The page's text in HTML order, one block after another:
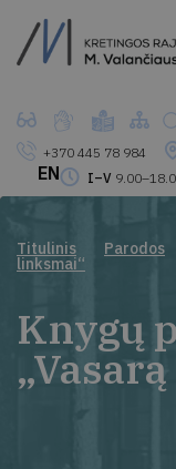
+370 445 78 984
I–V
EN
Titulinis Parodos
linksmai“
Knygų